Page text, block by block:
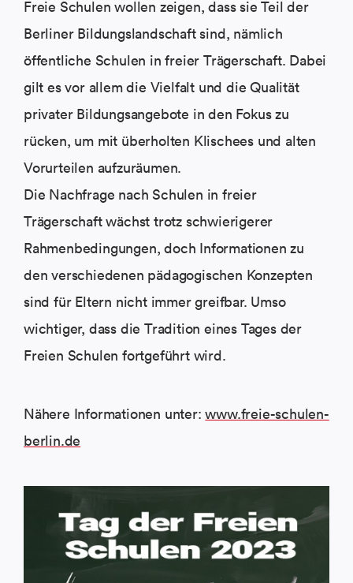
Freie Schulen wollen zeigen, dass sie Teil der
Berliner Bildungslandschaft sind, nämlich
öffentliche Schulen in freier Trägerschaft. Dabei
gilt es vor allem die Vielfalt und die Qualität
privater Bildungsangebote in den Fokus zu
rücken, um mit überholten Klischees und alten
Vorurteilen aufzuräumen.
Die Nachfrage nach Schulen in freier
Trägerschaft wächst trotz schwierigerer
Rahmenbedingungen, doch Informationen zu
den verschiedenen pädagogischen Konzepten
sind für Eltern nicht immer greifbar. Umso
wichtiger, dass die Tradition eines Tages der
Freien Schulen fortgeführt wird.
Nähere Informationen unter:www.freie-schulen-
berlin.de